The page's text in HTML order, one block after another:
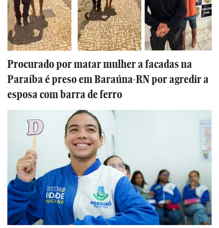
Procurado por matar mulher a facadas na
Paraíba é preso em Baraúna-RN por agredir a
esposa com barra de ferro